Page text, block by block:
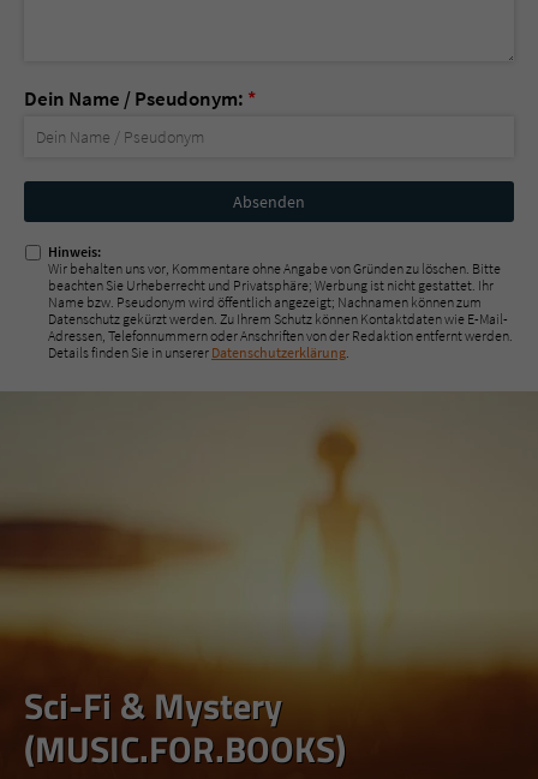
Dein Name / Pseudonym: *
Nicht
ausfüllen!
Hinweis:
Wir behalten uns vor, Kommentare ohne Angabe von Gründen zu löschen. Bitte
beachten Sie Urheberrecht und Privatsphäre; Werbung ist nicht gestattet. Ihr
Name bzw. Pseudonym wird öffentlich angezeigt; Nachnamen können zum
Datenschutz gekürzt werden. Zu Ihrem Schutz können Kontaktdaten wie E-Mail-
Adressen, Telefonnummern oder Anschriften von der Redaktion entfernt werden.
Details finden Sie in unserer Datenschutzerklärung.
Sci-Fi & Mystery
(MUSIC.FOR.BOOKS)